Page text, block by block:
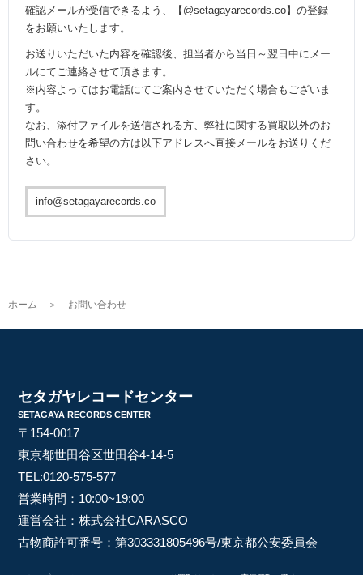
確認メールが受信できるよう、【@setagayarecords.co】の登録
をお願いいたします。
お送りいただいた内容を確認後、担当者から当日～翌日中にメー
ルにてご連絡させて頂きます。
※内容よってはお電話にてご案内させていただく場合もございま
す。
なお、添付ファイルを送信される方、弊社に関する買取以外のお
問い合わせを希望の方は以下アドレスへ直接メールをお送りくだ
さい。
info@setagayarecords.co
ホーム ＞ お問い合わせ
セタガヤレコードセンター
SETAGAYA RECORDS CENTER
〒154-0017
東京都世田谷区世田谷4-14-5
TEL:0120-575-577
営業時間：10:00~19:00
運営会社：株式会社CARASCO
古物商許可番号：第303331805496号/東京都公安委員会